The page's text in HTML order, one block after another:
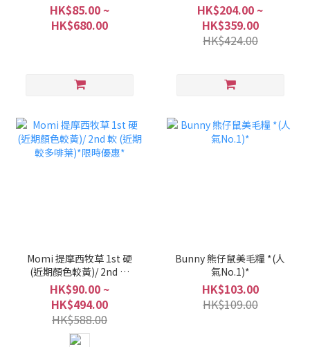
HK$85.00 ~
HK$680.00
HK$204.00 ~
HK$359.00
HK$424.00
Momi 提摩西牧草 1st 硬
(近期顏色較黃)/ 2nd 軟
(近期較多啡葉)*限時優惠*
HK$90.00 ~
HK$494.00
HK$588.00
Bunny 熊仔鼠美毛糧 *(人
氣No.1)*
HK$103.00
HK$109.00